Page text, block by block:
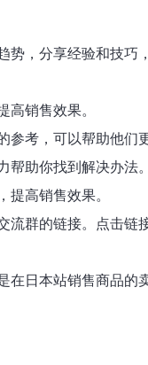
势，分享经验和技巧
销售效果。
考，可以帮助他们
助你找到解决办法。
高销售效果。
流群的链接。点击链
在日本站销售商品的